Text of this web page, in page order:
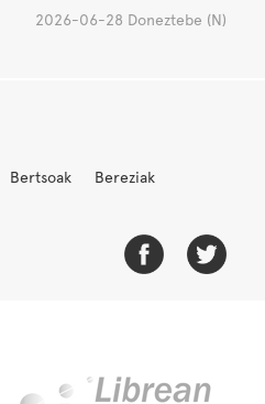
2026-06-28 Doneztebe (N)
Bertsoak
Bereziak